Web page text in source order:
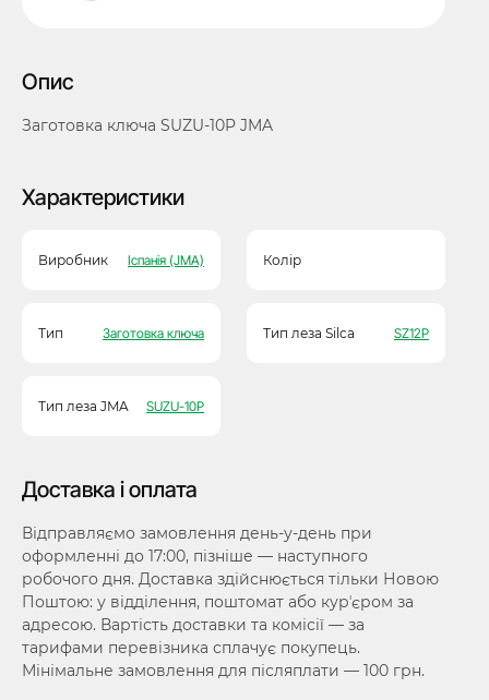
Опис
Заготовка ключа SUZU-10P JMA
Характеристики
Виробник Іспанія (JMA) Колір
Тип Заготовка ключа Тип леза Silca SZ12P
Тип леза JMA SUZU-10P
Доставка і оплата
Відправляємо замовлення день-у-день при
оформленні до 17:00, пізніше — наступного
робочого дня. Доставка здійснюється тільки Новою
Поштою: у відділення, поштомат або курʼєром за
адресою. Вартість доставки та комісії — за
тарифами перевізника сплачує покупець.
Мінімальне замовлення для післяплати — 100 грн.